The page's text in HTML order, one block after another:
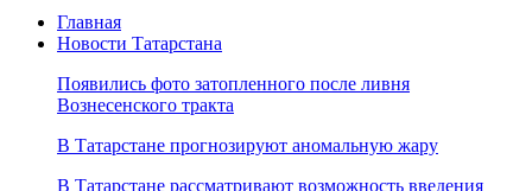
Главная
Новости Татарстана
Появились фото затопленного после ливня
Вознесенского тракта
В Татарстане прогнозируют аномальную жару
В Татарстане рассматривают возможность введения